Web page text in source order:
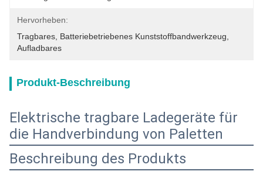
Hervorheben:
Tragbares Batteriebetriebenes Kunststoffbandwerkzeug
Aufladbares
Produkt-Beschreibung
Elektrische tragbare Ladegeräte für
die Handverbindung von Paletten
Beschreibung des Produkts